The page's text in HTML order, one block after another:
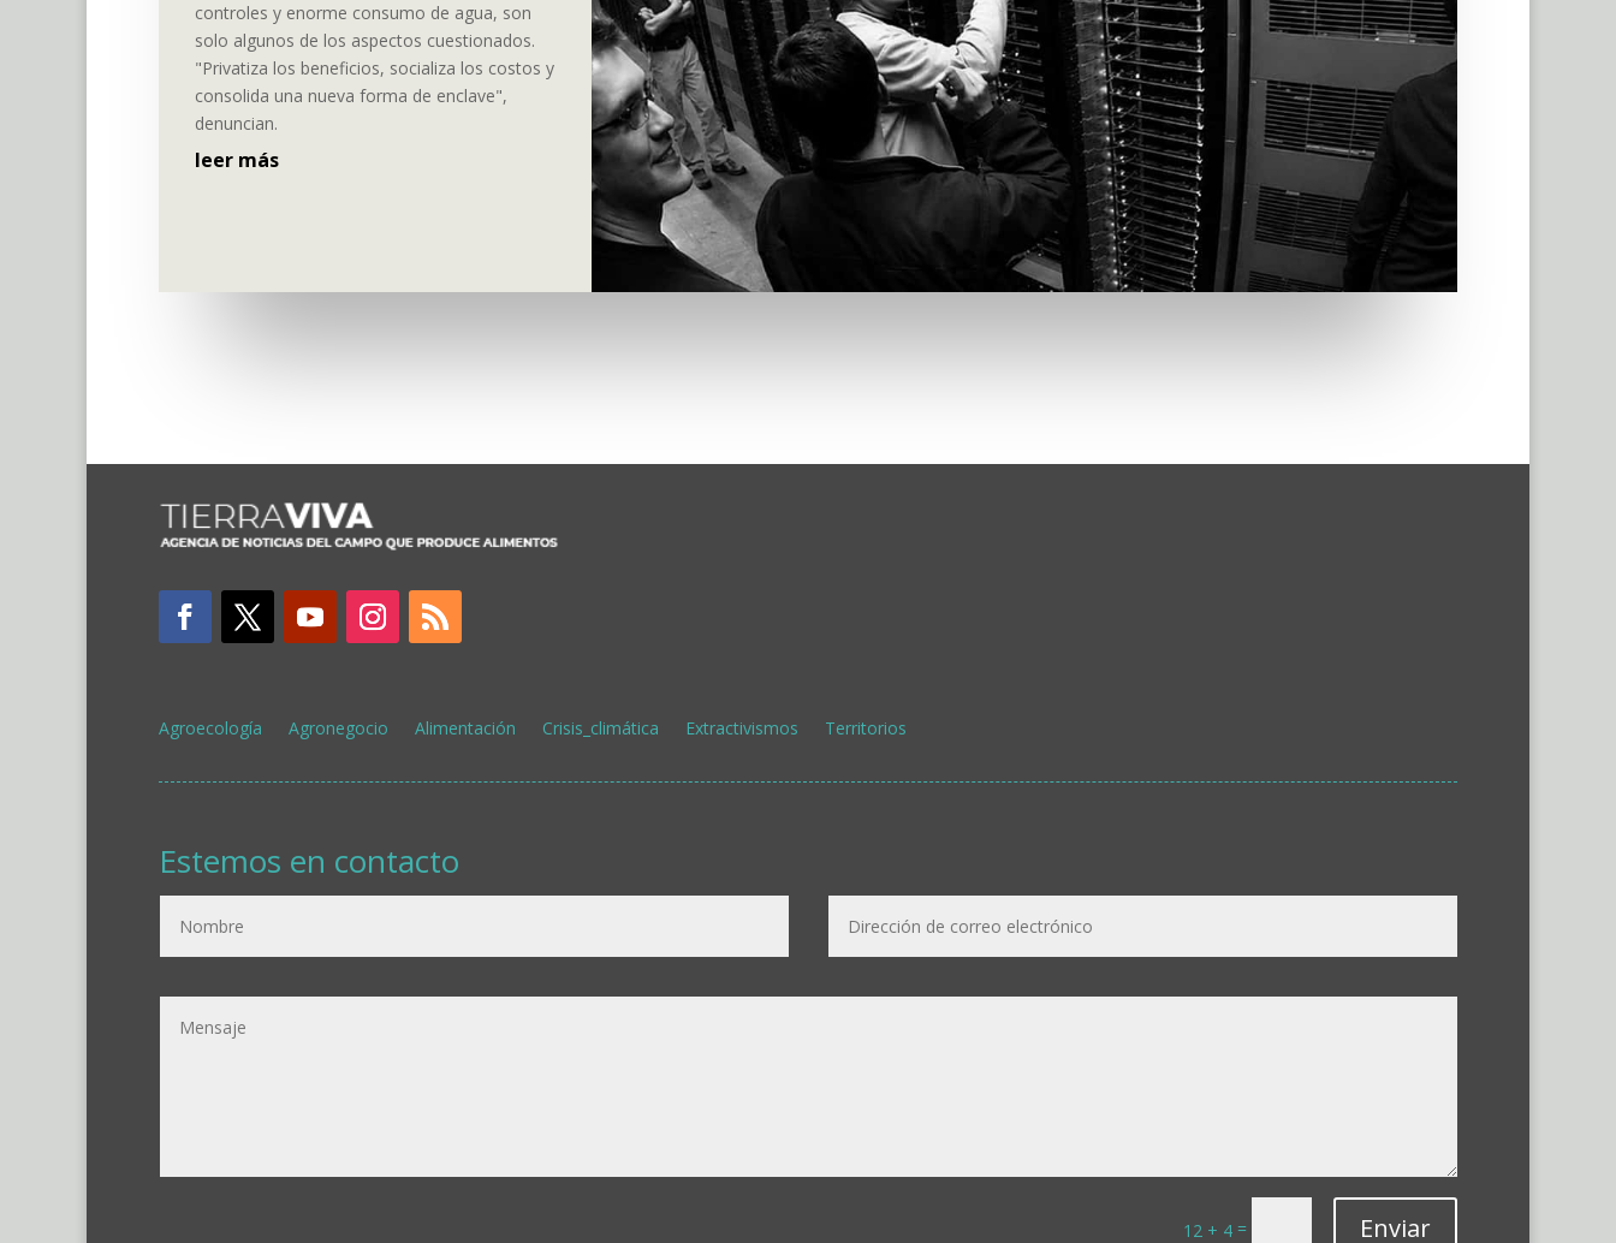
controles y enorme consumo de agua, son
solo algunos de los aspectos cuestionados.
"Privatiza los beneficios, socializa los costos y
consolida una nueva forma de enclave",
denuncian.
leer más
Agroecología Agronegocio Alimentación Crisis_climática Extractivismos Territorios
Estemos en contacto
12 + 4 = Enviar